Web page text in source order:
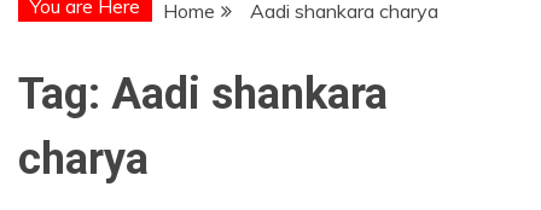
You are Here Home Aadi shankara charya
Tag: Aadi shankara
charya